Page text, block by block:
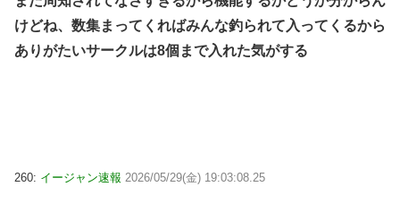
けどね、数集まってくればみんな釣られて入ってくるから
ありがたいサークルは8個まで入れた気がする
260: イージャン速報 2026/05/29(金) 19:03:08.25